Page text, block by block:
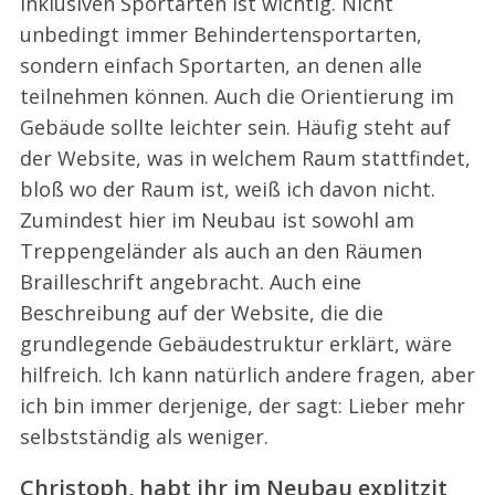
unbedingt immer Behindertensportarten,
sondern einfach Sportarten, an denen alle
teilnehmen können. Auch die Orientierung im
Gebäude sollte leichter sein. Häufig steht auf
der Website, was in welchem Raum stattfindet,
bloß wo der Raum ist, weiß ich davon nicht.
Zumindest hier im Neubau ist sowohl am
Treppengeländer als auch an den Räumen
Brailleschrift angebracht. Auch eine
Beschreibung auf der Website, die die
grundlegende Gebäudestruktur erklärt, wäre
hilfreich. Ich kann natürlich andere fragen, aber
ich bin immer derjenige, der sagt: Lieber mehr
selbstständig als weniger.
Christoph, habt ihr im Neubau explitzit